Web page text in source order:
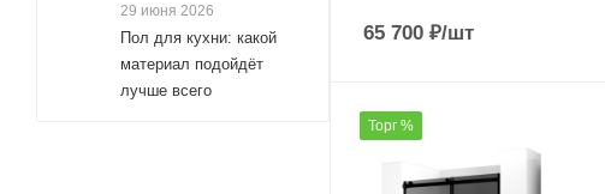
65 700 ₽/шт
Торг %
29 июня 2026
Пол для кухни: какой
материал подойдёт
лучше всего